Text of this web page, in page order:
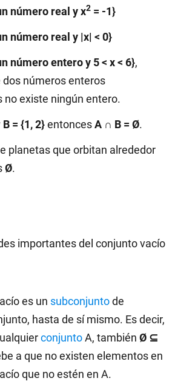
número real y x2 = -1}
número real y |x| < 0}
número entero y 5 < x < 6},
dos números enteros
no existe ningún entero.
B = {1, 2}entoncesA ∩ B = Ø.
planetas que orbitan alrededor
Ø.
importantes del conjunto vacío
es un subconjuntode
hasta de sí mismo. Es decir,
conjuntoA, también Ø ⊆
a que no existen elementos en
que no estén en A.